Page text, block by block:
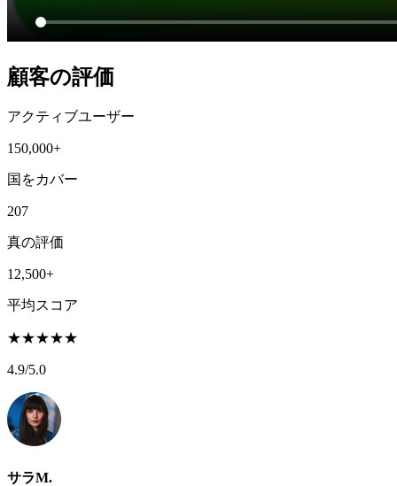
顧客の評価
アクティブユーザー
150,000+
国をカバー
207
真の評価
12,500+
平均スコア
★★★★★
4.9/5.0
サラM.